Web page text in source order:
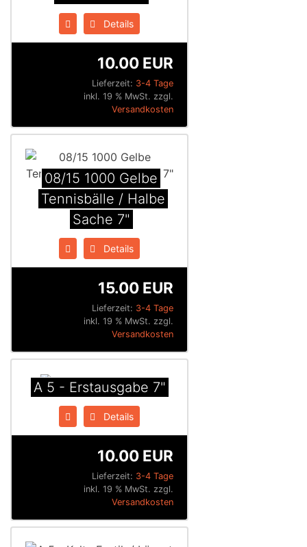
Details
Lieferzeit: 3-4 Tage
10.00 EUR
inkl. 19 % MwSt. zzgl.
Versandkosten
08/15 1000 Gelbe
Tennisbälle / Halbe
Sache 7"
Details
Lieferzeit: 3-4 Tage
15.00 EUR
inkl. 19 % MwSt. zzgl.
Versandkosten
A 5 - Erstausgabe 7"
Details
Lieferzeit: 3-4 Tage
10.00 EUR
inkl. 19 % MwSt. zzgl.
Versandkosten